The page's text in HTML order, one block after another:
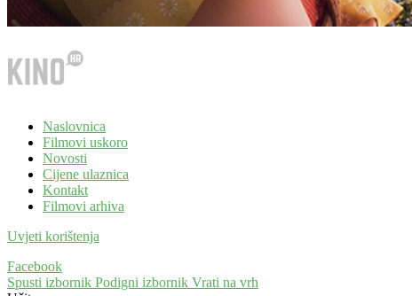
Naslovnica
Filmovi uskoro
Novosti
Cijene ulaznica
Kontakt
Filmovi arhiva
Uvjeti korištenja
Facebook
Spusti izbornik Podigni izbornik Vrati na vrh